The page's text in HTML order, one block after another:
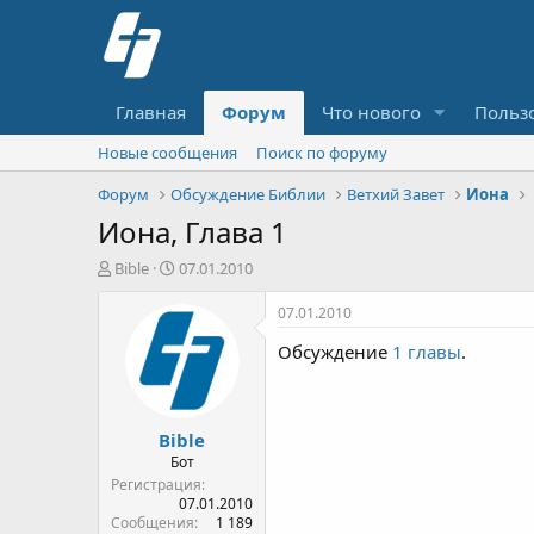
Главная Форум Что нового
Новые сообщения
Поиск по форуму
Форум
Обсуждение Библии Ветхий Завет Иона
Иона, Глава 1
А
Bible
Д
т
а
н
а
а
л
а
07.01.2010
Bible
Бот
Регистрация
07.01.2010
Сообщения
1 189
07.01.2010
Обсуждение 1 главы.